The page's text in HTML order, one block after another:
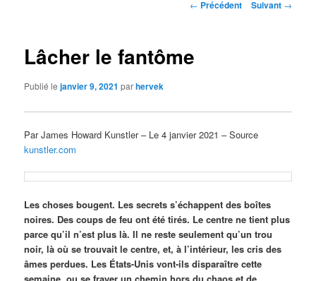
Navigation
← Précédent Suivant →
Lâcher le fantôme
Publié lejanvier 9, 2021 parhervek
Par James Howard Kunstler – Le 4 janvier 2021 – Source
kunstler.com
Les choses bougent. Les secrets s’échappent des boîtes
noires. Des coups de feu ont été tirés. Le centre ne tient plus
parce qu’il n’est plus là. Il ne reste seulement qu’un trou
noir, là où se trouvait le centre, et, à l’intérieur, les cris des
âmes perdues. Les États-Unis vont-ils disparaître cette
semaine, ou se frayer un chemin hors du chaos et de